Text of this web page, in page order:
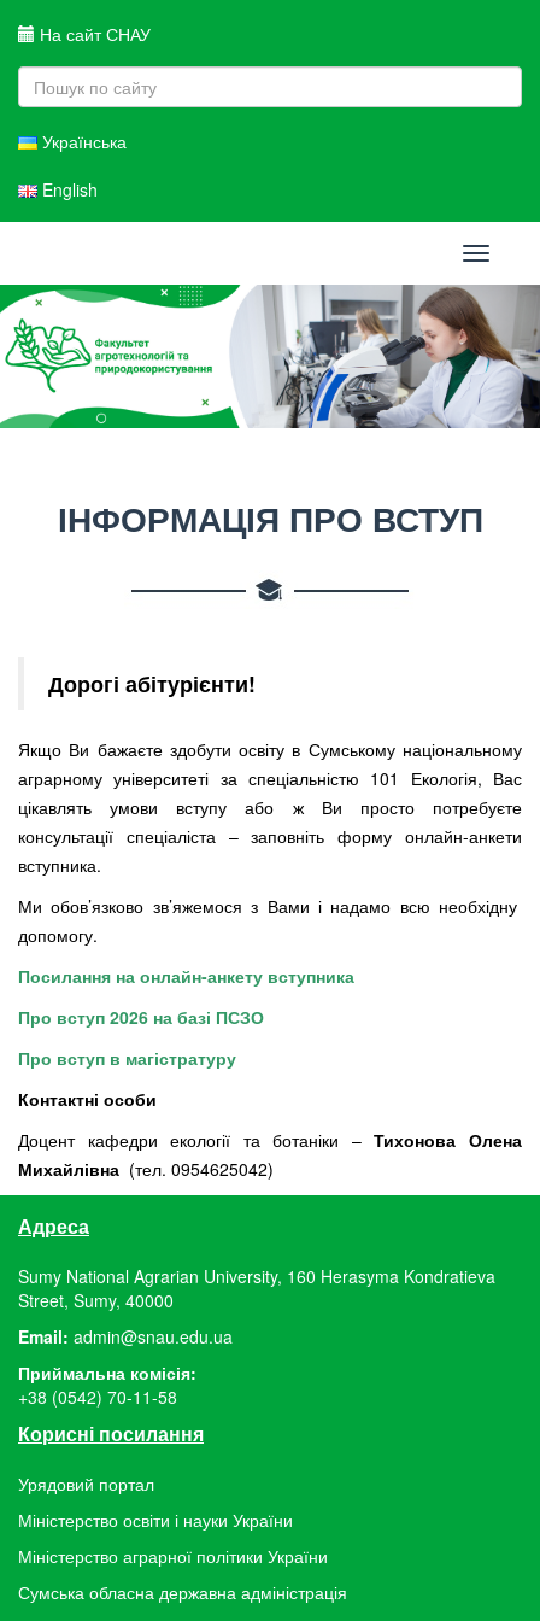
На сайт СНАУ
Українська
English
Toggle
ІНФОРМАЦІЯ ПРО ВСТУП
Дорогі абітурієнти!
Якщо Ви бажаєте здобути освіту в Сумському національному
аграрному університеті за спеціальністю 101 Екологія, Вас
цікавлять умови вступу або ж Ви просто потребуєте
консультації спеціаліста – заповніть форму онлайн-анкети
вступника.
Ми обов’язково зв’яжемося з Вами і надамо всю необхідну
допомогу.
Посилання на онлайн-анкету вступника
Про вступ 2026 на базі ПСЗО
Про вступ в магістратуру
Контактні особи
Доцент кафедри екології та ботаніки –Тихонова Олена
Михайлівна (тел. 0954625042)
Адреса
Sumy National Agrarian University, 160 Herasyma Kondratieva
Street, Sumy, 40000
Email: admin@snau.edu.ua
Приймальна комісія:
+38 (0542) 70-11-58
Корисні посилання
Урядовий портал
Міністерство освіти і науки України
Міністерство аграрної політики України
Сумська обласна державна адміністрація